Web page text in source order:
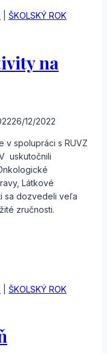
ŠKOLSKÝ ROK
na
26/12/2022
v spolupráci s RUVZ
uskutočnili
Látkové
sa dozvedeli veľa
zručnosti.
ŠKOLSKÝ ROK